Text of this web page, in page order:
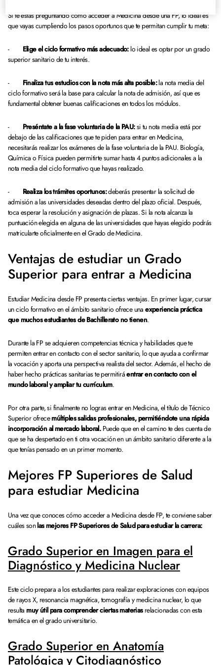
Si te estás preguntando cómo acceder a Medicina desde una FP, lo ideal es
que vayas cumpliendo los pasos oportunos que te permitan cumplir tu meta:
- Elige el ciclo formativo más adecuado:lo ideal es optar por un grado
superior sanitario de tu interés.
- Finaliza tus estudios con la nota más alta posible:la nota media del
ciclo formativo será la base para calcular la nota de admisión, así que es
fundamental obtener buenas calificaciones en todos los módulos.
- Preséntate a la fase voluntaria de la PAU:si tu nota media está por
debajo de las calificaciones que te piden para entrar en Medicina,
necesitarás realizar los exámenes de la fase voluntaria de la PAU. Biología,
Química o Física pueden permitirte sumar hasta 4 puntos adicionales a la
nota media del ciclo formativo que hayas realizado.
- Realiza los trámites oportunos:deberás presentar la solicitud de
admisión a las universidades deseadas dentro del plazo oficial. Después,
toca esperar la resolución y asignación de plazas. Si la nota alcanza la
puntuación elegida en alguna de las universidades que hayas elegido podrás
matricularte oficialmente en el Grado de Medicina.
Ventajas de estudiar un Grado
Superior para entrar a Medicina
Estudiar Medicina desde FP presenta ciertas ventajas. En primer lugar, cursar
un ciclo formativo en el ámbito sanitario ofrece unaexperiencia práctica
que muchos estudiantes de Bachillerato no tienen.
Durante la FP se adquieren competencias técnica y habilidades que te
permiten entrar en contacto con el sector sanitario, lo que ayuda a confirmar
la vocación y aporta una perspectiva realista del sector. Además, el hecho de
haber hecho prácticas sanitarias te permitiráentrar en contacto con el
mundo laboral y ampliar tu currículum.
Por otra parte, si finalmente no logras entrar en Medicina, el título de Técnico
Superior ofrecemúltiples salidas profesionales, permitiéndote una rápida
incorporación al mercado laboral.Puede que en el camino te des cuenta de
que se ha despertado en ti otra vocación en un ámbito sanitario diferente a la
que tenías pensado en un primer momento.
Mejores FP Superiores de Salud
para estudiar Medicina
Una vez que conoces cómo acceder a Medicina desde FP, te conviene saber
cuáles sonlas mejores FP Superiores de Salud para estudiar la carrera:
Grado Superior en Imagen para el
Diagnóstico y Medicina Nuclear
Este ciclo prepara a los estudiantes para realizar exploraciones con equipos
de rayos X, resonancia magnética, tomografía y medicina nuclear, lo que
resulta muy útil para comprender ciertas materiasrelacionadas con esta
temática en el grado universitario.
Grado Superior en Anatomía
Patológica y Citodiagnóstico